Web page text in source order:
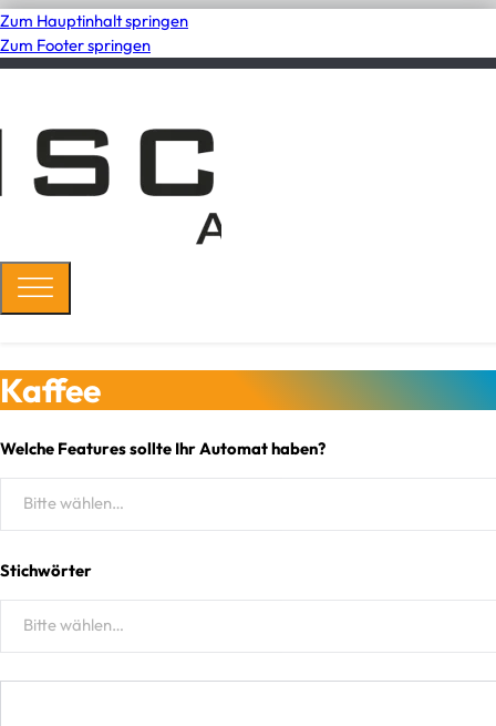
Zum Hauptinhalt springen
Zum Footer springen
Kaffee
Welche Features sollte Ihr Automat haben?
Funktionen
Stichwörter
Funktionen 2nd Hand